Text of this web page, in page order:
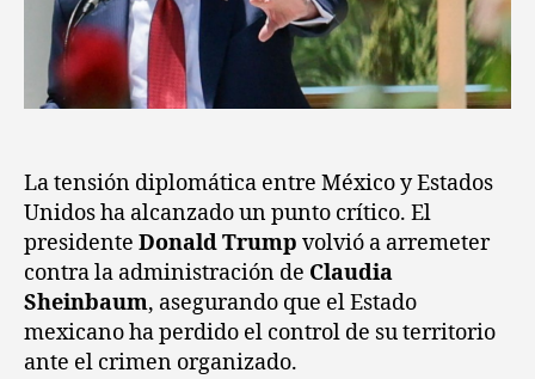
La tensión diplomática entre México y Estados
Unidos ha alcanzado un punto crítico. El
presidente Donald Trump volvió a arremeter
contra la administración de Claudia
Sheinbaum, asegurando que el Estado
mexicano ha perdido el control de su territorio
ante el crimen organizado.